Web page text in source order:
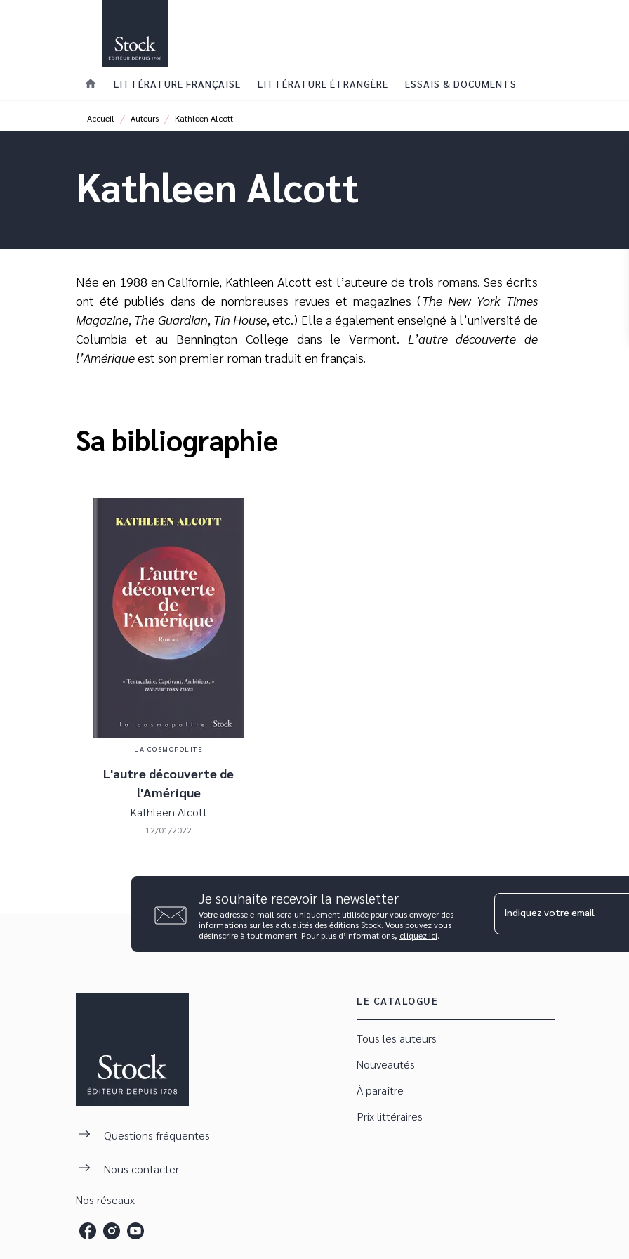
home LITTÉRATURE FRANÇAISE LITTÉRATURE ÉTRANGÈRE ESSAIS & DOCUMENTS
Accueil / Auteurs / Kathleen Alcott
Kathleen Alcott
Née en 1988 en Californie, Kathleen Alcott est l’auteure de trois romans. Ses écrits
ont été publiés dans de nombreuses revues et magazines (The New York Times
Magazine, The Guardian, Tin House, etc.) Elle a également enseigné à l’université de
Columbia et au Bennington College dans le Vermont. L’autre découverte de
l’Amériqueest son premier roman traduit en français.
Sa bibliographie
LA COSMOPOLITE
L'autre découverte de
l'Amérique
Kathleen Alcott
12/01/2022
Je souhaite recevoir la newsletter
Votre adresse e-mail sera uniquement utilisée pour vous envoyer des
informations sur les actualités des éditions Stock. Vous pouvez vous
désinscrire à tout moment. Pour plus d’informations, cliquez ici.
Indiquez votre email
Questions fréquentes
Nous contacter
Nos réseaux
LE CATALOGUE
Tous les auteurs
Nouveautés
À paraître
Prix littéraires